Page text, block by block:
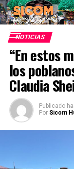
NOTICIAS
“En estos
los
Claudia
Publicado
Por Sicom